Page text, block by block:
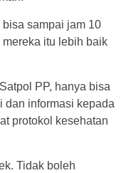
sampai jam 10
itu lebih baik
PP, hanya bisa
dan informasi kepada
protokol kesehatan
Tidak boleh